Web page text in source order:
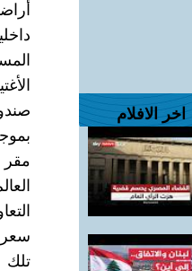
اخر الافلام
مقر
سعر